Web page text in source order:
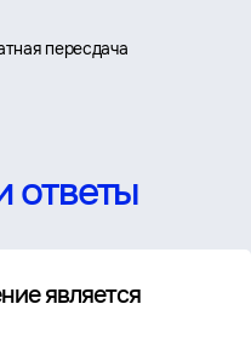
пересдача
ответы
является